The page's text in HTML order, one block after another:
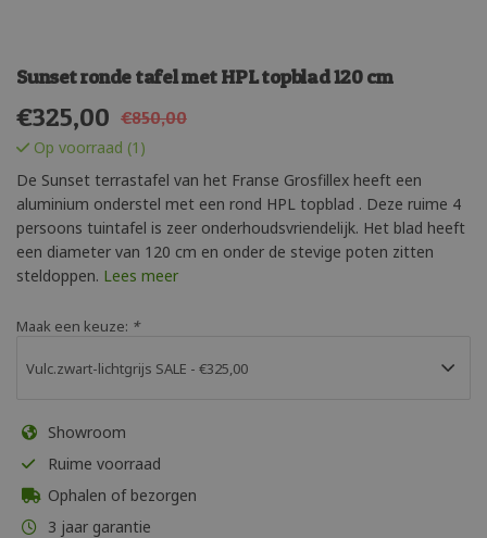
Sunset ronde tafel met HPL topblad 120 cm
€325,00 €850,00
Op voorraad (1)
De Sunset terrastafel van het Franse Grosfillex heeft een
aluminium onderstel met een rond HPL topblad . Deze ruime 4
persoons tuintafel is zeer onderhoudsvriendelijk. Het blad heeft
een diameter van 120 cm en onder de stevige poten zitten
steldoppen. Lees meer
Maak een keuze: *
Showroom
Ruime voorraad
Ophalen of bezorgen
3 jaar garantie